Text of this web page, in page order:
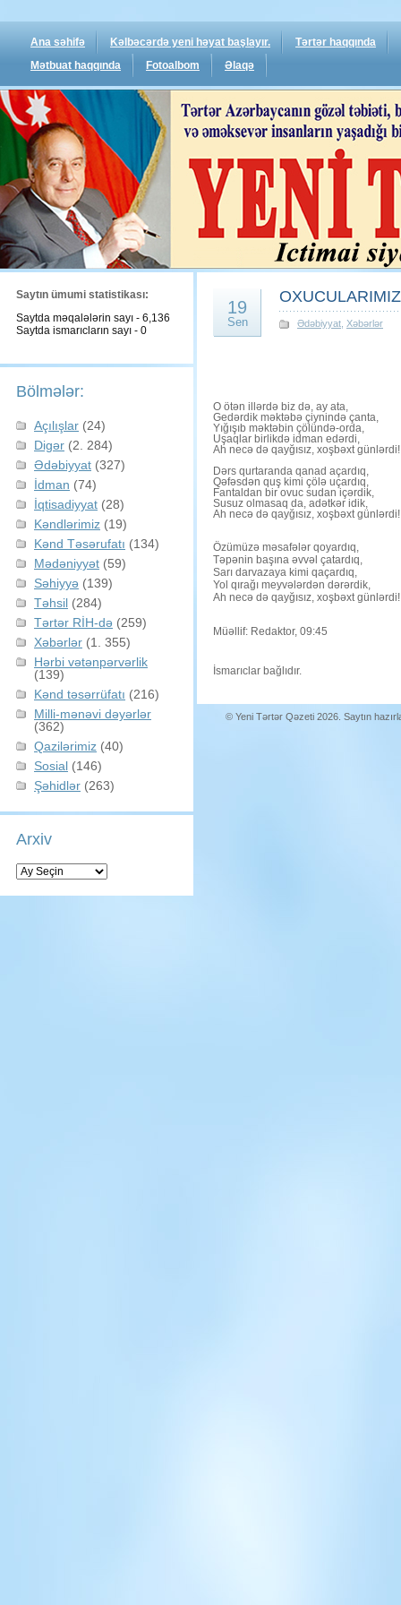
Ana səhifə Kəlbəcərdə yeni həyat başlayır.
Tərtər haqqında
Mətbuat haqqında
Fotoalbom Əlaqə
Saytın ümumi statistikası:
Saytda məqalələrin sayı - 6,136
Saytda ismarıcların sayı - 0
Bölmələr:
Açılışlar (24)
Digər (2. 284)
Ədəbiyyat (327)
İdman (74)
İqtisadiyyat (28)
Kəndlərimiz (19)
Kənd Təsərufatı (134)
Mədəniyyət (59)
Səhiyyə (139)
Təhsil (284)
Tərtər RİH-də (259)
Xəbərlər (1. 355)
Hərbi vətənpərvərlik
(139)
Kənd təsərrüfatı (216)
Milli-mənəvi dəyərlər
(362)
Qazilərimiz (40)
Sosial (146)
Şəhidlər (263)
Arxiv
Arxiv
19
Sen Ədəbiyyat Xəbərlər
O ötən illərdə biz də, ay ata,
Gedərdik məktəbə çiynində çanta,
Yığışıb məktəbin çölündə-orda,
Uşaqlar birlikdə idman edərdi,
Ah necə də qayğısız, xoşbəxt günlərdi!
Dərs qurtaranda qanad açardıq,
Qəfəsdən quş kimi çölə uçardıq,
Fantaldan bir ovuc sudan içərdik,
Susuz olmasaq da, adətkər idik,
Ah necə də qayğısız, xoşbəxt günlərdi!
Özümüzə məsafələr qoyardıq,
Təpənin başına əvvəl çatardıq,
Sarı darvazaya kimi qaçardıq,
Yol qırağı meyvələrdən dərərdik,
Ah necə də qayğısız, xoşbəxt günlərdi!
Müəllif: Redaktor, 09:45
İsmarıclar bağlıdır.
© Yeni Tərtər Qəzeti 2026. Saytın